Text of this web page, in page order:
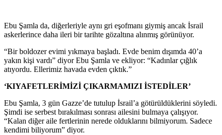
Ebu Şamla da, diğerleriyle aynı gri eşofmanı giymiş ancak İsrail
askerlerince daha ileri bir tarihte gözaltına alınmış görünüyor.
“Bir boldozer evimi yıkmaya başladı. Evde benim dışımda 40’a
yakın kişi vardı” diyor Ebu Şamla ve ekliyor: “Kadınlar çığlık
atıyordu. Ellerimiz havada evden çıktık.”
‘KIYAFETLERİMİZİ ÇIKARMAMIZI İSTEDİLER’
Ebu Şamla, 3 gün Gazze’de tutulup İsrail’a götürüldüklerini söyledi.
Şimdi ise serbest bırakılması sonrası ailesini bulmaya çalışıyor.
“Kalan diğer aile fertlerinin nerede olduklarını bilmiyorum. Sadece
kendimi biliyorum” diyor.